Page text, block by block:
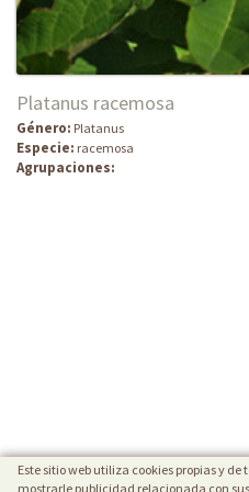
Platanus racemosa
Género: Platanus
Especie: racemosa
Agrupaciones:
Este sitio web utiliza cookies propias y
mostrarle publicidad relacionada con